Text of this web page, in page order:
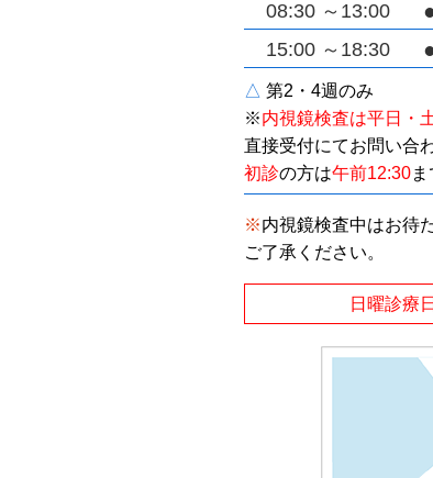
△ 第2・4週のみ
※内視鏡検査は平日・
直接受付にてお問い合
初診の方は午前12:30ま
08:30～13:00
15:00～18:30
※内視鏡検査中はお待
ご了承ください。
日曜診療日